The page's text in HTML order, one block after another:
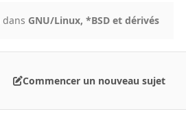
dans GNU/Linux, *BSD et dérivés
Commencer un nouveau sujet